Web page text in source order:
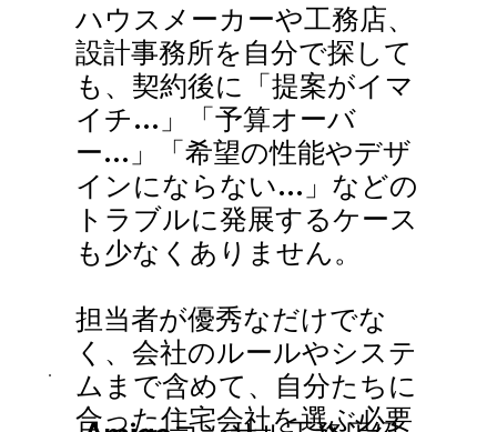
ハウスメーカーや工務店、
設計事務所を自分で探して
も、契約後に「提案がイマ
イチ…」「予算オーバ
ー…」「希望の性能やデザ
インにならない…」などの
トラブルに発展するケース
も少なくありません。
担当者が優秀なだけでな
く、会社のルールやシステ
ムまで含めて、自分たちに
合った住宅会社を選ぶ必要